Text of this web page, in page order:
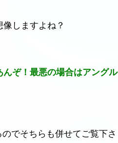
しますよね？
んぞ！最悪の場合はアングル
でそちらも併せてご覧下さ